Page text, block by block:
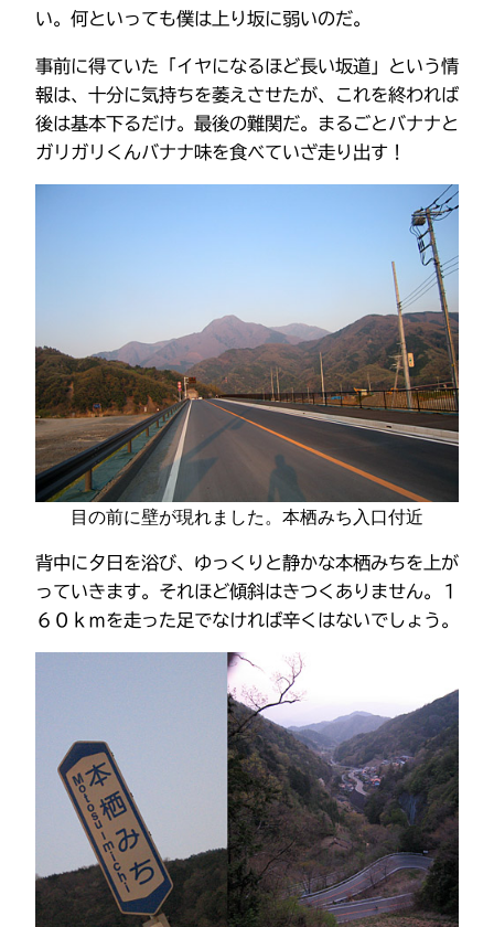
い。何といっても僕は上り坂に弱いのだ。
事前に得ていた「イヤになるほど長い坂道」という情
報は、十分に気持ちを萎えさせたが、これを終われば
後は基本下るだけ。最後の難関だ。まるごとバナナと
ガリガリくんバナナ味を食べていざ走り出す！
目の前に壁が現れました。本栖みち入口付近
背中に夕日を浴び、ゆっくりと静かな本栖みちを上が
っていきます。それほど傾斜はきつくありません。１
６０ｋｍを走った足でなければ辛くはないでしょう。